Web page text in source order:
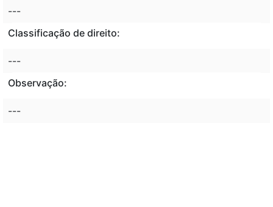
---
Classificação de direito:
---
Observação:
---